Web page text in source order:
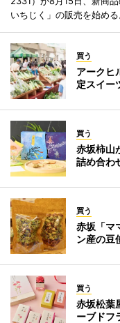
いちじく」の販売を始める
買う
アークヒ
定スイー
買う
赤坂柿山
詰め合わ
買う
赤坂「マ
ン産の豆
買う
赤坂松葉
ーブドフ